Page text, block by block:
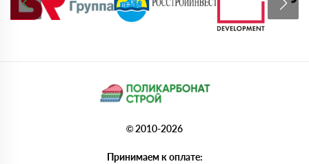
© 2010-2026
Принимаем к оплате: